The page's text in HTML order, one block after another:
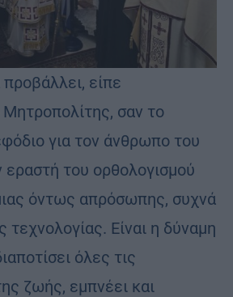
είπε
Μητροπολίτης, σαν το
για τον άνθρωπο του
εραστή του ορθολογισμού
όντως απρόσωπης, συχνά
Είναι η δύναμη
όλες τις
ζωής, εμπνέει και